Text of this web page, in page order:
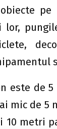
este de
mic de 5
10 metri